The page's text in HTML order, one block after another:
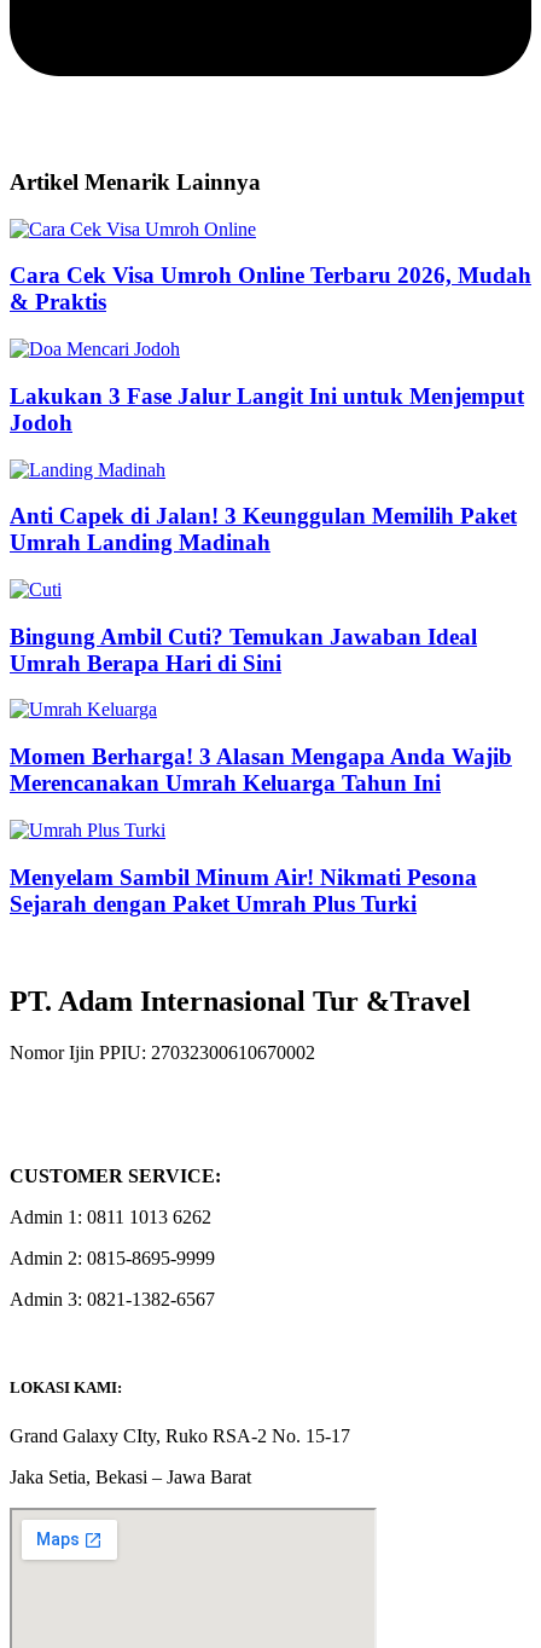
Artikel Menarik Lainnya
Cara Cek Visa Umroh Online Terbaru 2026, Mudah
& Praktis
Lakukan 3 Fase Jalur Langit Ini untuk Menjemput
Jodoh
Anti Capek di Jalan! 3 Keunggulan Memilih Paket
Umrah Landing Madinah
Bingung Ambil Cuti? Temukan Jawaban Ideal
Umrah Berapa Hari di Sini
Momen Berharga! 3 Alasan Mengapa Anda Wajib
Merencanakan Umrah Keluarga Tahun Ini
Menyelam Sambil Minum Air! Nikmati Pesona
Sejarah dengan Paket Umrah Plus Turki
PT. Adam Internasional Tur &Travel
Nomor Ijin PPIU: 27032300610670002
CUSTOMER SERVICE:
Admin 1: 0811 1013 6262
Admin 2: 0815-8695-9999
Admin 3: 0821-1382-6567
LOKASI KAMI:
Grand Galaxy CIty, Ruko RSA-2 No. 15-17
Jaka Setia, Bekasi – Jawa Barat